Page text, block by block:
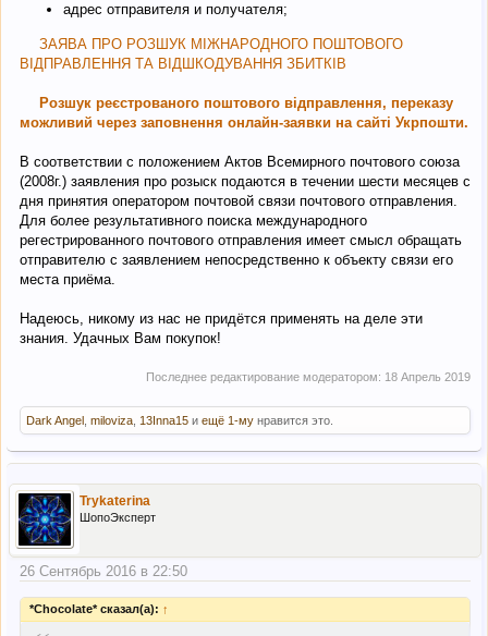
адрес отправителя и получателя;
ЗАЯВА ПРО РОЗШУК МІЖНАРОДНОГО ПОШТОВОГО
ВІДПРАВЛЕННЯ ТА ВІДШКОДУВАННЯ ЗБИТКІВ
Розшук реєстрованого поштового відправлення, переказу
можливий через заповнення онлайн-заявки на сайті Укрпошти.
В соответствии с положением Актов Всемирного почтового союза
(2008г.) заявления про розыск подаются в течении шести месяцев с
дня принятия оператором почтовой связи почтового отправления.
Для более результативного поиска международного
регестрированного почтового отправления имеет смысл обращать
отправителю с заявлением непосредственно к объекту связи его
места приёма.
Надеюсь, никому из нас не придётся применять на деле эти
знания. Удачных Вам покупок!
Последнее редактирование модератором: 18 Апрель 2019
Dark Angel miloviza 13Inna15 и ещё 1-му нравится это.
Trykaterina
ШопоЭксперт
26 Сентябрь 2016 в 22:50
*Chocolate* сказал(а): ↑